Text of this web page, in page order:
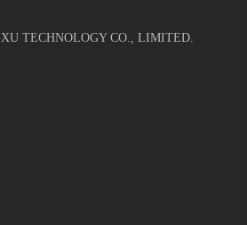
TECHNOLOGY CO., LIMITED.